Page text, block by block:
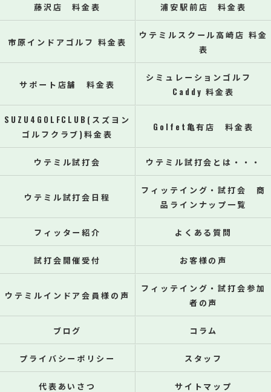
藤沢店 料金表 浦安駅前店 料金表
市原インドアゴルフ 料金表
ウテミルスクール高崎店 料金
表
サポート店舗 料金表
シミュレーションゴルフ
Caddy 料金表
SUZU4GOLFCLUB(スズヨン
ゴルフクラブ)料金表
Golfet亀有店 料金表
ウテミル試打会 ウテミル試打会とは・・・
ウテミル試打会日程
フィッテイング・試打会 商
品ラインナップ一覧
フィッター紹介 よくある質問
試打会開催受付 お客様の声
ウテミルインドア会員様の声
フィッテイング・試打会参加
者の声
ブログ コラム
プライバシーポリシー スタッフ
代表あいさつ サイトマップ